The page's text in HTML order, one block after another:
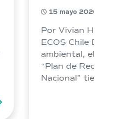
inversión en
ambiental?
15 mayo 2026
Por Vivian Hernández,
ECOS Chile Desde el
ambiental, el proyecto
“Plan de
Nacional” tiene un